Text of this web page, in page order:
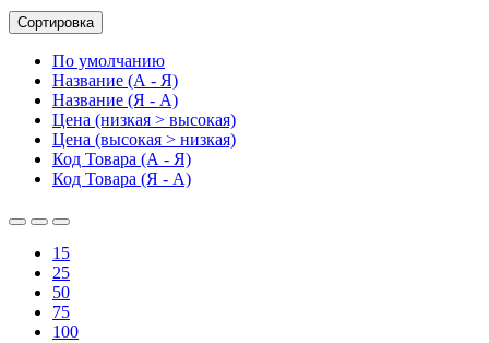
Сортировка
По умолчанию
Название (А - Я)
Название (Я - А)
Цена (низкая > высокая)
Цена (высокая > низкая)
Код Товара (А - Я)
Код Товара (Я - А)
15
25
50
75
100